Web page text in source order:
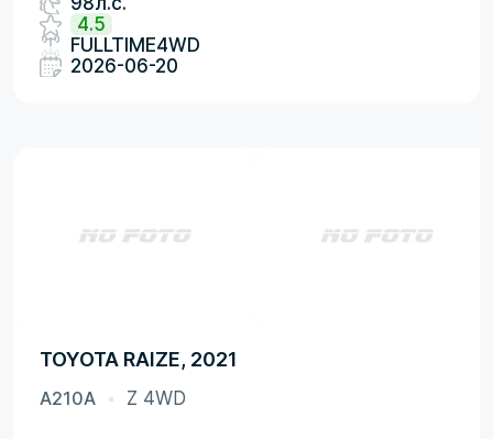
4.5
FULLTIME4WD
2026-06-20
TOYOTA RAIZE, 2021
A210A Z 4WD